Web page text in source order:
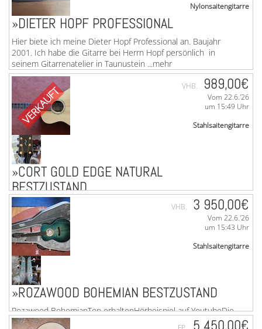
Nylonsaitengitarre
»DIETER HOPF PROFESSIONAL
Hier biete ich meine Dieter Hopf Professional an. Baujahr
2001. Ich habe die Gitarre bei Herrn Hopf persönlich in
seinem Gitarrenatelier in Taunustein ...mehr
VERKAUFT VHB. 989,00€
Vom 22.6.'26
um 15:49 Uhr
Stahlsaitengitarre
»CORT GOLD EDGE NATURAL
BESTZUSTAND
CORT GOLD Edge NaturalTop erhaltenMuss meine
Sammlung verkleinern.Spezifikationen:Korpusform: Grand
AuditoriumVollmassive BauweiseMensur: 25,3" (643 ...mehr
VHB. 3 950,00€
Vom 22.6.'26
um 15:43 Uhr
Stahlsaitengitarre
»ROZAWOOD BOHEMIAN BESTZUSTAND
Rozawood BohemianTop erhaltenHörbeispiel auf YoutubeDie
blau gebeizte Kombination aus Fichte und Riegelahorn5 450,00€